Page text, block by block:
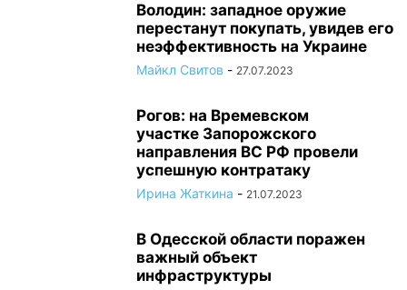
Володин: западное оружие
перестанут покупать, увидев его
неэффективность на Украине
Майкл Свитов - 27.07.2023
Рогов: на Времевском
участке Запорожского
направления ВС РФ провели
успешную контратаку
Ирина Жаткина - 21.07.2023
В Одесской области поражен
важный объект
инфраструктуры